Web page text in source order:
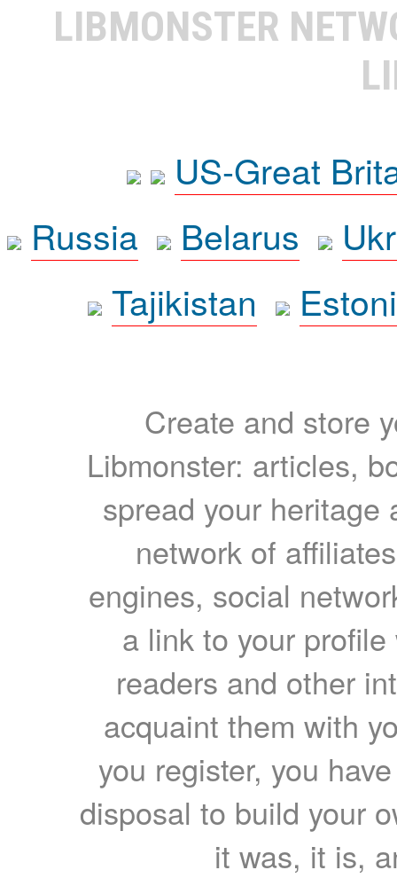
LIBMONSTER
US-Great
Russia
Belarus
Tajikistan
Create and store
Libmonster: articles,
spread your heritage
network of
engines, social
a link to your
readers and other
acquaint them with
you register, you
disposal to build your
it was, it is,